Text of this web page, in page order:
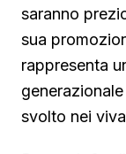
saranno
sua
rappresenta
svolto nei